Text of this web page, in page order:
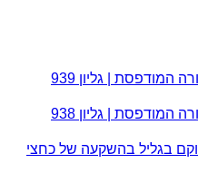
| גליון 939
| גליון 938
בגליל בהשקעה של כחצי